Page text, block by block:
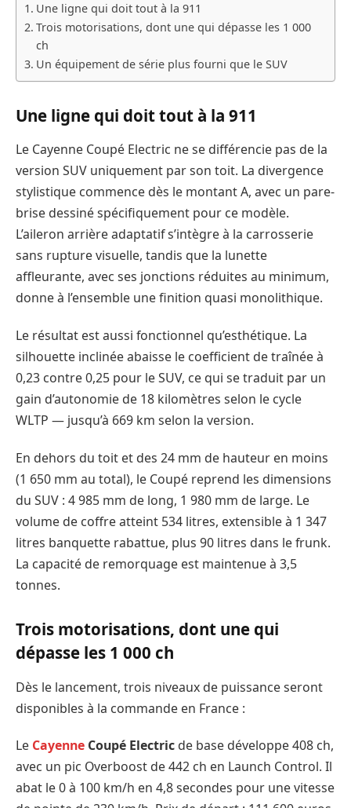
Une ligne qui doit tout à la 911
Trois motorisations, dont une qui dépasse les 1 000
ch
Un équipement de série plus fourni que le SUV
Une ligne qui doit tout à la 911
Le Cayenne Coupé Electric ne se différencie pas de la
version SUV uniquement par son toit. La divergence
stylistique commence dès le montant A, avec un pare-
brise dessiné spécifiquement pour ce modèle.
L’aileron arrière adaptatif s’intègre à la carrosserie
sans rupture visuelle, tandis que la lunette
affleurante, avec ses jonctions réduites au minimum,
donne à l’ensemble une finition quasi monolithique.
Le résultat est aussi fonctionnel qu’esthétique. La
silhouette inclinée abaisse le coefficient de traînée à
0,23 contre 0,25 pour le SUV, ce qui se traduit par un
gain d’autonomie de 18 kilomètres selon le cycle
WLTP — jusqu’à 669 km selon la version.
En dehors du toit et des 24 mm de hauteur en moins
(1 650 mm au total), le Coupé reprend les dimensions
du SUV : 4 985 mm de long, 1 980 mm de large. Le
volume de coffre atteint 534 litres, extensible à 1 347
litres banquette rabattue, plus 90 litres dans le frunk.
La capacité de remorquage est maintenue à 3,5
tonnes.
Trois motorisations, dont une qui
dépasse les 1 000 ch
Dès le lancement, trois niveaux de puissance seront
disponibles à la commande en France :
Le Cayenne Coupé Electric de base développe 408 ch,
avec un pic Overboost de 442 ch en Launch Control. Il
abat le 0 à 100 km/h en 4,8 secondes pour une vitesse